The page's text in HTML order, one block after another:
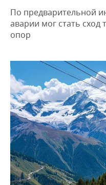
ДЕКЛАРАЦИИ О
КОРОЛИ ГОСЗАКАЗА
КОМУ ПРИНАДЛЕЖАТ
ТОРГОВЫЕ ЦЕНТРЫ
ТАТАРСТАНА
НОВОСТИ ЭКОНОМИКИ
ФИНАНСЫ
БЮДЖЕТ
ИНВЕСТИЦИИ
ПРОМЫШЛЕННОСТЬ
НОВОСТИ
ПРОМЫШЛЕННОСТИ
АГРОПРОМ
МАШИНОСТРОЕНИЕ
НЕФТЕХИМИЯ
НЕФТЬ
ОПК
ЭНЕРГЕТИКА
НЕДВИЖИМОСТЬ
НОВОСТИ АВТО
БИЗНЕС
НОВОСТИ БИЗНЕСА
РОЗНИЧНАЯ ТОРГОВЛЯ
ТРАНСПОРТ
УСЛУГИ
ТЕХНОЛОГИИ
НОВОСТИ
IT
МЕДИА
МЕРОПРИЯТИЯ
НОВОСТИ
ВЫЕЗДНАЯ РЕДАКЦИЯ
СПОРТ
НОВОСТИ СПОРТА
ОБЩЕСТВО
По предварительной
аварии мог стать сход
опор